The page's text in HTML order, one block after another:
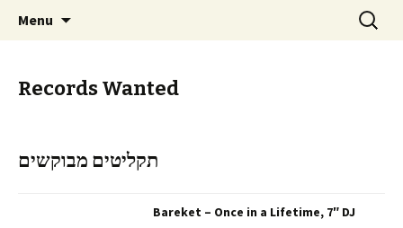
Art from the Holy Land
Staci Yehuda Orr Isaac Ben-Moha
Menu
Search
for:
Records Wanted
תקליטים מבוקשים
Bareket – Once in a Lifetime, 7″ DJ